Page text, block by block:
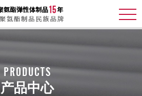
PRODUCTS
产品中心